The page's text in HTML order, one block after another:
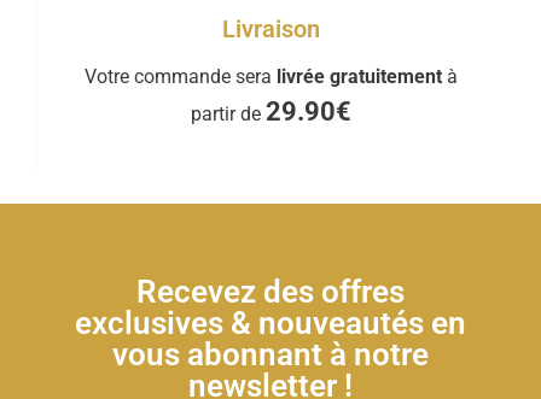
Livraison
Votre commande sera livrée gratuitement à
partir de 29.90€
Recevez des offres
exclusives & nouveautés en
vous abonnant à notre
newsletter !